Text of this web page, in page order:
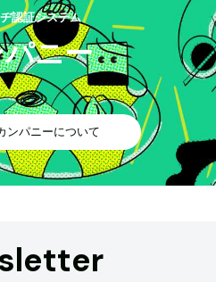
認証システム
ニー
ンパニーについて